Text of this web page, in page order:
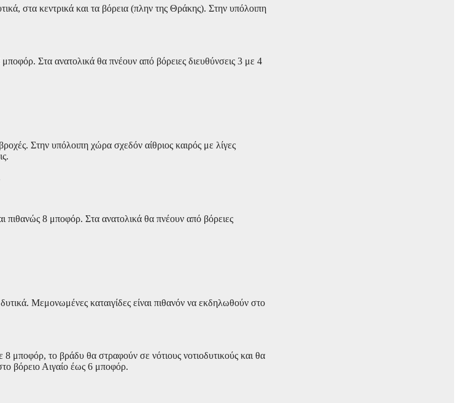
στα κεντρικά και τα βόρεια (πλην της Θράκης). Στην υπόλοιπη
μποφόρ. Στα ανατολικά θα πνέουν από βόρειες διευθύνσεις 3 με 4
Στην υπόλοιπη χώρα σχεδόν αίθριος καιρός με λίγες
πιθανώς 8 μποφόρ. Στα ανατολικά θα πνέουν από βόρειες
Μεμονωμένες καταιγίδες είναι πιθανόν να εκδηλωθούν στο
8 μποφόρ, το βράδυ θα στραφούν σε νότιους νοτιοδυτικούς και θα
βόρειο Αιγαίο έως 6 μποφόρ.